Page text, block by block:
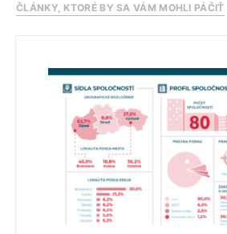
ČLÁNKY, KTORÉ BY SA VÁM MOHLI PÁČIŤ